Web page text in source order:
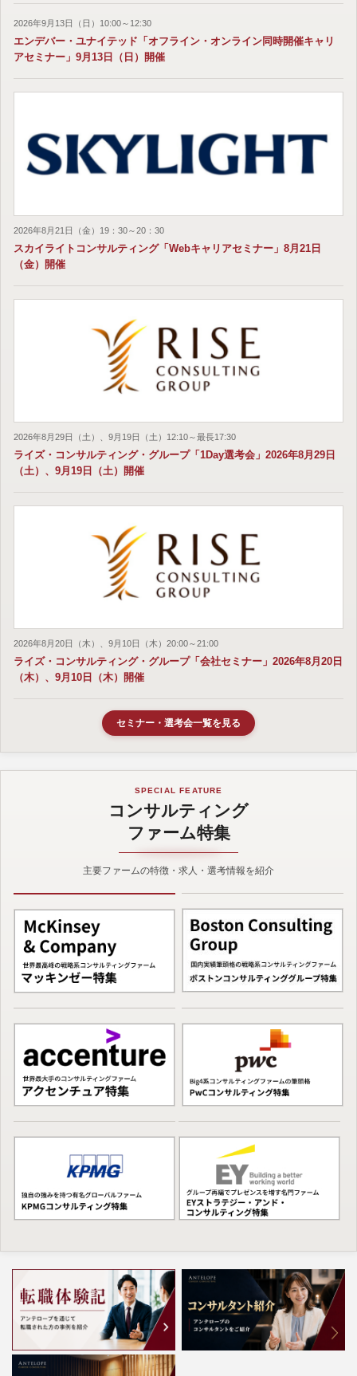
2026年9月13日（日）10:00～12:30
エンデバー・ユナイテッド「オフライン・オンライン同時開催キャリ
アセミナー」9月13日（日）開催
2026年8月21日（金）19：30～20：30
スカイライトコンサルティング「Webキャリアセミナー」8月21日
（金）開催
2026年8月29日（土）、9月19日（土）12:10～最長17:30
ライズ・コンサルティング・グループ「1Day選考会」2026年8月29日
（土）、9月19日（土）開催
2026年8月20日（木）、9月10日（木）20:00～21:00
ライズ・コンサルティング・グループ「会社セミナー」2026年8月20日
（木）、9月10日（木）開催
セミナー・選考会一覧を見る
SPECIAL FEATURE
コンサルティング
ファーム特集
主要ファームの特徴・求人・選考情報を紹介